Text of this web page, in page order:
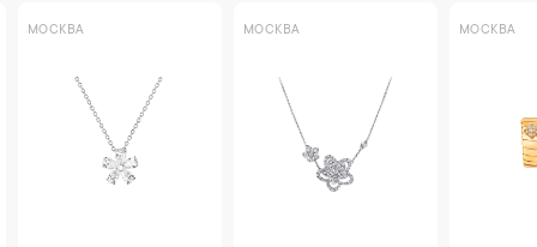
МОСКВА МОСКВА МОСКВА